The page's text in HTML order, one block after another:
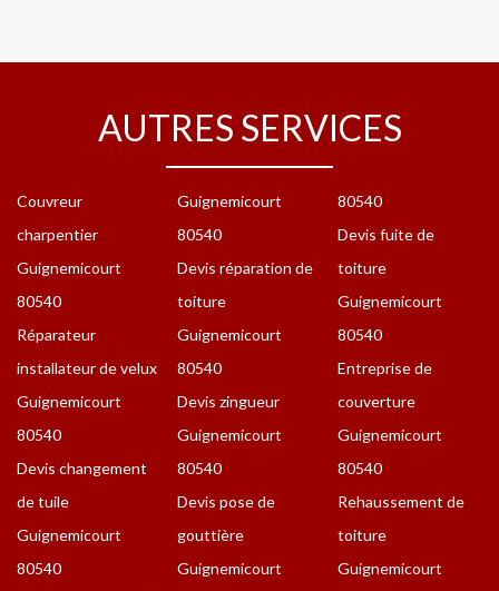
AUTRES SERVICES
Couvreur
charpentier
Guignemicourt
80540
Réparateur
installateur de velux
Guignemicourt
80540
Devis changement
de tuile
Guignemicourt
80540
Guignemicourt
80540
Devis réparation de
toiture
Guignemicourt
80540
Devis zingueur
Guignemicourt
80540
Devis pose de
gouttière
Guignemicourt
80540
Devis fuite de
toiture
Guignemicourt
80540
Entreprise de
couverture
Guignemicourt
80540
Rehaussement de
toiture
Guignemicourt